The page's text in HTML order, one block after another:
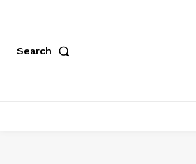
Search